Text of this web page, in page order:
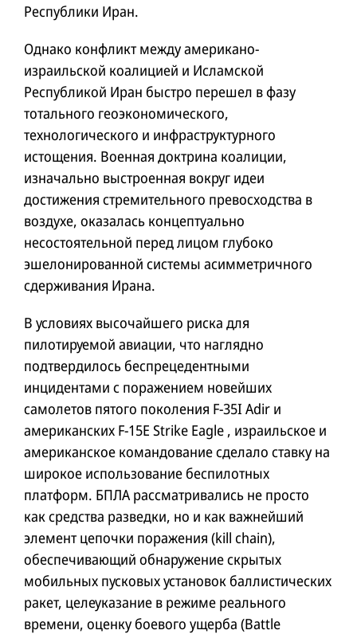
Республики Иран.
Однако конфликт между американо-
израильской коалицией и Исламской
Республикой Иран быстро перешел в фазу
тотального геоэкономического,
технологического и инфраструктурного
истощения. Военная доктрина коалиции,
изначально выстроенная вокруг идеи
достижения стремительного превосходства в
воздухе, оказалась концептуально
несостоятельной перед лицом глубоко
эшелонированной системы асимметричного
сдерживания Ирана.
В условиях высочайшего риска для
пилотируемой авиации, что наглядно
подтвердилось беспрецедентными
инцидентами с поражением новейших
самолетов пятого поколения F-35I Adir и
американских F-15E Strike Eagle , израильское и
американское командование сделало ставку на
широкое использование беспилотных
платформ. БПЛА рассматривались не просто
как средства разведки, но и как важнейший
элемент цепочки поражения (kill chain),
обеспечивающий обнаружение скрытых
мобильных пусковых установок баллистических
ракет, целеуказание в режиме реального
времени, оценку боевого ущерба (Battle